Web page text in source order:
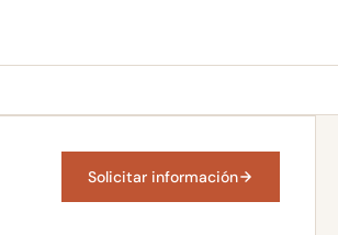
Solicitar información